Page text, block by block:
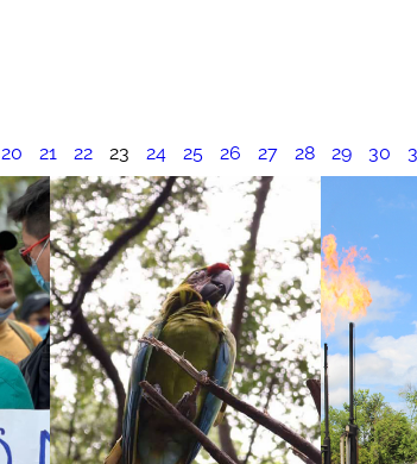
20 21 22 23 24 25 26 27 28 29 30